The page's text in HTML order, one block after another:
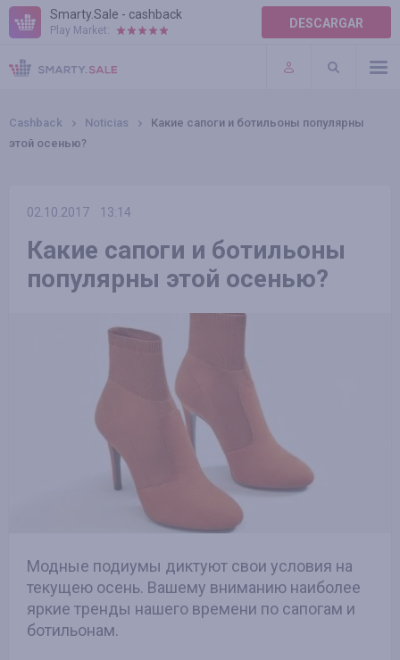
Smarty.Sale - cashback
Play Market: DESCARGAR
AYUDA
TÉRMINOS DE USO
Cashback Noticias
Какие сапоги и ботильоны популярны
этой осенью?
02.10.2017 13:14
Какие сапоги и ботильоны
популярны этой осенью?
Модные подиумы диктуют свои условия на
текущею осень. Вашему вниманию наиболее
яркие тренды нашего времени по сапогам и
ботильонам.